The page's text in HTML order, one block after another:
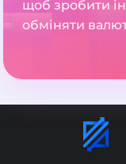
щоб зробити
обміняти